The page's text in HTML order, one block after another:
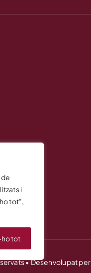
i
tot",
tot
• Desenvolupat per